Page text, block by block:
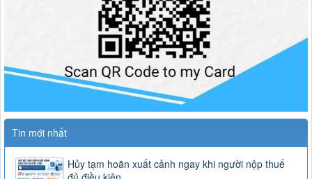
Tin mới nhất
Hủy tạm hoãn xuất cảnh ngay khi người nộp thuế